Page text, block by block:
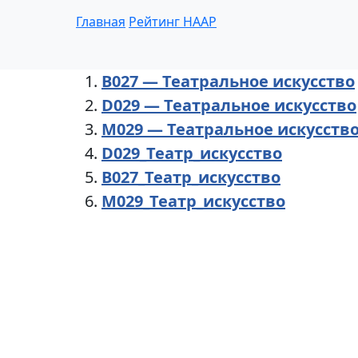
Главная Рейтинг НААР
B027 — Театральное искусство
D029 — Театральное искусство
M029 — Театральное
D029_Театр_искусство
В027_Театр_искусство
М029_Театр_искусство